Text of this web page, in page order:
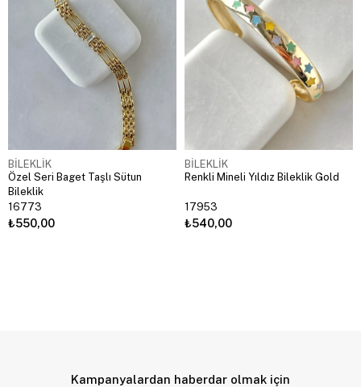
BİLEKLİK
Özel Seri Baget Taşlı Sütun
Bileklik
16773
₺550,00
BİLEKLİK
Renkli Mineli Yıldız Bileklik Gold
17953
₺540,00
Kampanyalardan haberdar olmak için